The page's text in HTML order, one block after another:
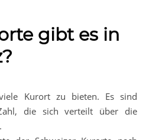
gibt es in
Kurort zu bieten. Es sind
die sich verteilt über die